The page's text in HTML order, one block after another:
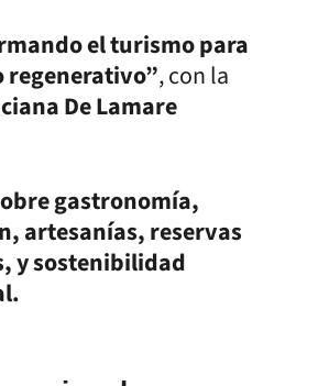
el turismo para
, con la
De Lamare
gastronomía,
artesanías, reservas
y sostenibilidad